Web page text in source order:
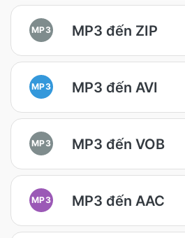
MP3 MP3 đến ZIP
MP3 MP3 đến AVI
MP3 MP3 đến VOB
MP3 MP3 đến AAC